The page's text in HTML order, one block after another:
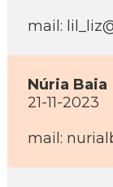
mail:
Núria Baia
21-11-2023
mail: